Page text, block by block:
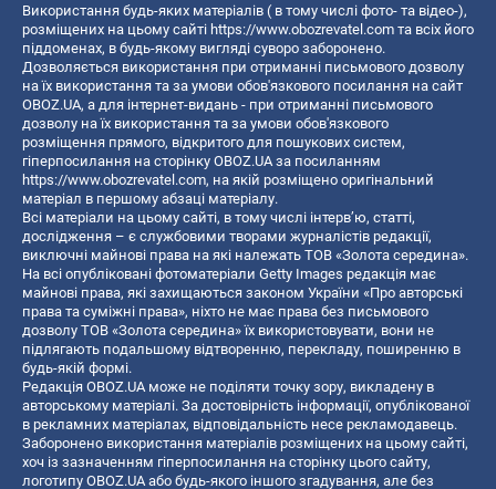
Використання будь-яких матеріалів ( в тому числі фото- та відео-),
розміщених на цьому сайті https://www.obozrevatel.com та всіх його
піддоменах, в будь-якому вигляді суворо заборонено.
Дозволяється використання при отриманні письмового дозволу
на їх використання та за умови обов'язкового посилання на сайт
OBOZ.UA, а для інтернет-видань - при отриманні письмового
дозволу на їх використання та за умови обов'язкового
розміщення прямого, відкритого для пошукових систем,
гіперпосилання на сторінку OBOZ.UA за посиланням
https://www.obozrevatel.com, на якій розміщено оригінальний
матеріал в першому абзаці матеріалу.
Всі матеріали на цьому сайті, в тому числі інтерв’ю, статті,
дослідження – є службовими творами журналістів редакції,
виключні майнові права на які належать ТОВ «Золота середина».
На всі опубліковані фотоматеріали Getty Images редакція має
майнові права, які захищаються законом України «Про авторські
права та суміжні права», ніхто не має права без письмового
дозволу ТОВ «Золота середина» їх використовувати, вони не
підлягають подальшому відтворенню, перекладу, поширенню в
будь-якій формі.
Редакція OBOZ.UA може не поділяти точку зору, викладену в
авторському матеріалі. За достовірність інформації, опублікованої
в рекламних матеріалах, відповідальність несе рекламодавець.
Заборонено використання матеріалів розміщених на цьому сайті,
хоч із зазначенням гіперпосилання на сторінку цього сайту,
логотипу OBOZ.UA або будь-якого іншого згадування, але без